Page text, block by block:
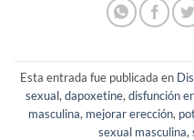
Esta entrada fue publicada en
sexual, dapoxetine, disfunción
masculina, mejorar erección,
sexual masculina,